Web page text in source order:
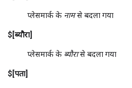
प्लेसमार्क के नामसे बदला गया
$[ब्यौरा]
प्लेसमार्क के ब्यौरासे बदला गया
$[पता]